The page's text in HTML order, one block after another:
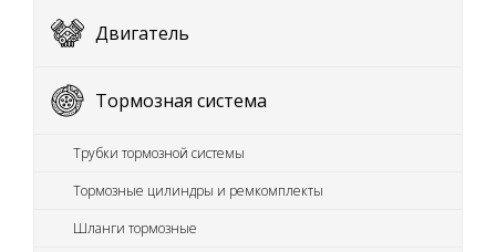
Двигатель
Тормозная система
Трубки тормозной системы
Тормозные цилиндры и ремкомплекты
Шланги тормозные